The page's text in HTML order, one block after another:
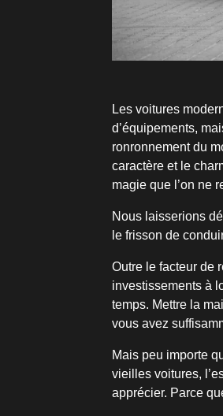
Les voitures
d’équipements,
ronronnement du
caractère et le
magie que l’on ne
Nous laisserions
le frisson de
Outre le facteur de
investissements à
temps. Mettre la
vous avez
Mais peu importe
vieilles voitures,
apprécier. Parce